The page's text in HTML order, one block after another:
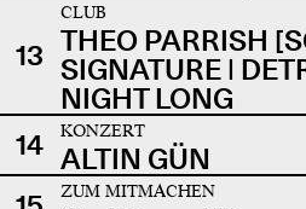
13
CLUB
THEO PARRISH
SIGNATURE |
NIGHT LONG
14
KONZERT
ALTIN GÜN
ZUM MITMACHEN